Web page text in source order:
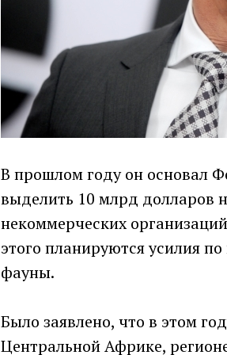
В прошлом году он основал
выделить 10 млрд долларов
некоммерческих
этого планируются усилия
фауны.
Было заявлено, что в этом
Центральной Африке,